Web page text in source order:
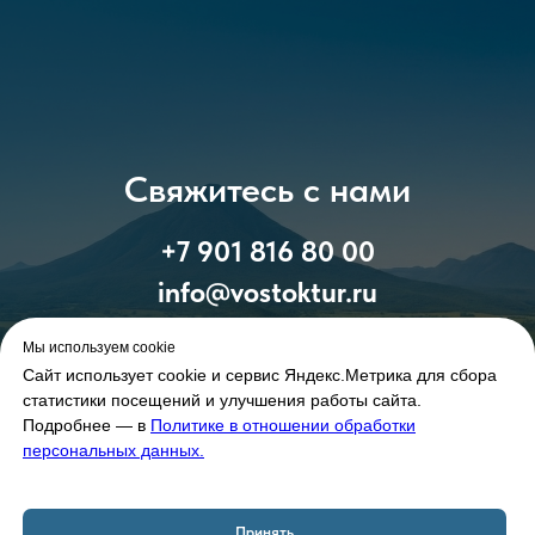
Мы используем cookie
Сайт использует cookie и сервис Яндекс.Метрика для сбора
статистики посещений и улучшения работы сайта.
Подробнее — в Политике в отношении обработки
персональных данных.
Свяжитесь с нами
+7 901 816 80 00
info@vostoktur.ru